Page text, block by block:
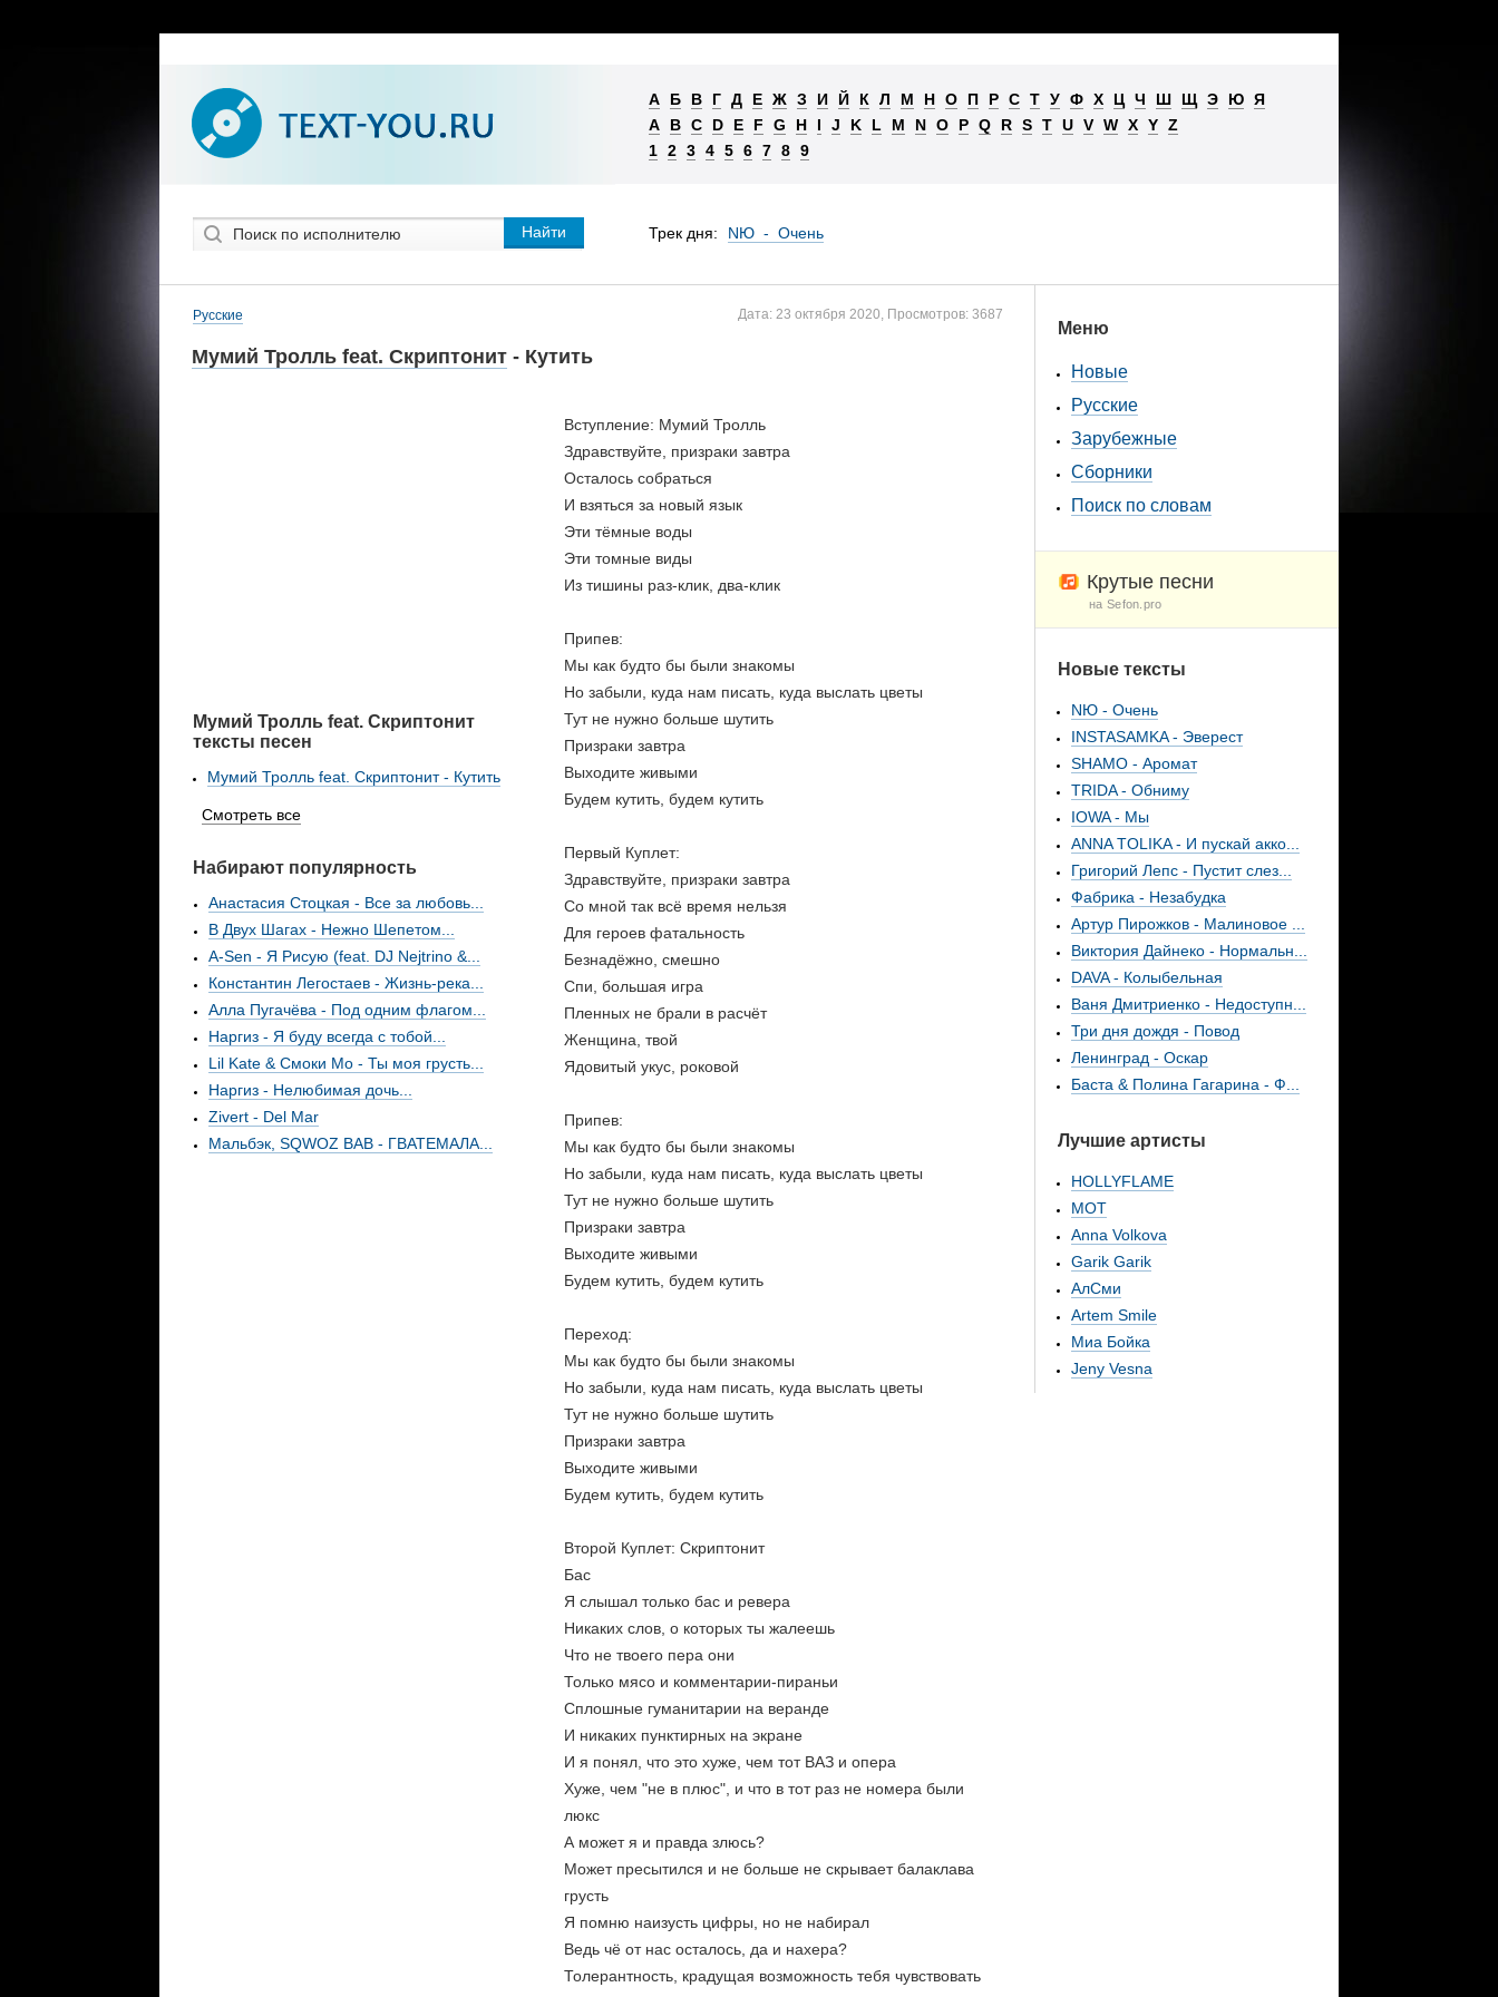
А Б В Г Д Е Ж З И Й К Л М Н О П Р С Т У Ф Х Ц Ч Ш Щ Э Ю Я
A
B C D E F G H I J K L M N O P Q R S T U V W X Y Z
1 2 3 4 5 6 7 8 9
Трек дня: NЮ - Очень
Русские Дата: 23 октября 2020, Просмотров: 3687
Мумий Тролль feat. Скриптонит - Кутить
Вступление: Мумий Тролль
Здравствуйте, призраки завтра
Осталось собраться
И взяться за новый язык
Эти тёмные воды
Эти томные виды
Из тишины раз-клик, два-клик
Припев:
Мы как будто бы были знакомы
Но забыли, куда нам писать, куда выслать цветы
Тут не нужно больше шутить
Призраки завтра
Выходите живыми
Будем кутить, будем кутить
Первый Куплет:
Здравствуйте, призраки завтра
Со мной так всё время нельзя
Для героев фатальность
Безнадёжно, смешно
Спи, большая игра
Пленных не брали в расчёт
Женщина, твой
Ядовитый укус, роковой
Припев:
Мы как будто бы были знакомы
Но забыли, куда нам писать, куда выслать цветы
Тут не нужно больше шутить
Призраки завтра
Выходите живыми
Будем кутить, будем кутить
Переход:
Мы как будто бы были знакомы
Но забыли, куда нам писать, куда выслать цветы
Тут не нужно больше шутить
Призраки завтра
Выходите живыми
Будем кутить, будем кутить
Второй Куплет: Скриптонит
Бас
Я слышал только бас и ревера
Никаких слов, о которых ты жалеешь
Что не твоего пера они
Только мясо и комментарии-пираньи
Сплошные гуманитарии на веранде
И никаких пунктирных на экране
И я понял, что это хуже, чем тот ВАЗ и опера
Хуже, чем "не в плюс", и что в тот раз не номера были
люкс
А может я и правда злюсь?
Может пресытился и не больше не скрывает балаклава
грусть
Я помню наизусть цифры, но не набирал
Ведь чё от нас осталось, да и нахера?
Толерантность, крадущая возможность тебя чувствовать
Мумий Тролль feat. Скриптонит
тексты песен
Мумий Тролль feat. Скриптонит - Кутить
Смотреть все
Набирают популярность
Анастасия Стоцкая - Все за любовь...
В Двух Шагах - Нежно Шепетом...
A-Sen - Я Рисую (feat. DJ Nejtrino &...
Константин Легостаев - Жизнь-река...
Алла Пугачёва - Под одним флагом...
Наргиз - Я буду всегда с тобой...
Lil Kate & Смоки Мо - Ты моя грусть...
Наргиз - Нелюбимая дочь...
Zivert - Del Mar
Мальбэк, SQWOZ BAB - ГВАТЕМАЛА...
Меню
Новые
Русские
Зарубежные
Сборники
Поиск по словам
Крутые песни
на Sefon.pro
Новые тексты
NЮ - Очень
INSTASAMKA - Эверест
SHAMO - Аромат
TRIDA - Обниму
IOWA - Мы
ANNA TOLIKA - И пускай акко...
Григорий Лепс - Пустит слез...
Фабрика - Незабудка
Артур Пирожков - Малиновое ...
Виктория Дайнеко - Нормальн...
DAVA - Колыбельная
Ваня Дмитриенко - Недоступн...
Три дня дождя - Повод
Ленинград - Оскар
Баста & Полина Гагарина - Ф...
Лучшие артисты
HOLLYFLAME
МОТ
Anna Volkova
Garik Garik
АлСми
Artem Smile
Миа Бойка
Jeny Vesna